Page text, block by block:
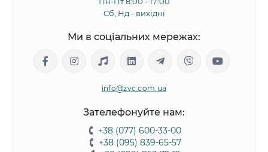
Сб, Нд - вихідні
Ми в соціальних мережах:
info@zvc.com.ua
Зателефонуйте нам:
+38 (077) 600-33-00
+38 (095) 839-65-57